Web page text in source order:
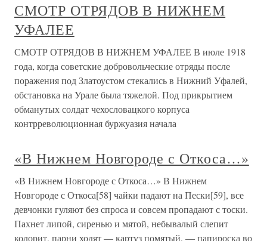
СМОТР ОТРЯДОВ В НИЖНЕМ
УФАЛЕЕ
СМОТР ОТРЯДОВ В НИЖНЕМ УФАЛЕЕ В июле 1918
года, когда советские добровольческие отряды после
поражения под Златоустом стекались в Нижний Уфалей,
обстановка на Урале была тяжелой. Под прикрытием
обманутых солдат чехословацкого корпуса
контрреволюционная буржуазия начала
«В Нижнем Новгороде с Откоса…»
«В Нижнем Новгороде с Откоса…» В Нижнем
Новгороде с Откоса[58] чайки падают на Пески[59], все
девчонки гуляют без спроса и совсем пропадают с тоски.
Пахнет липой, сиренью и мятой, небывалый слепит
колорит, парни ходят — картуз помятый, — папироска во